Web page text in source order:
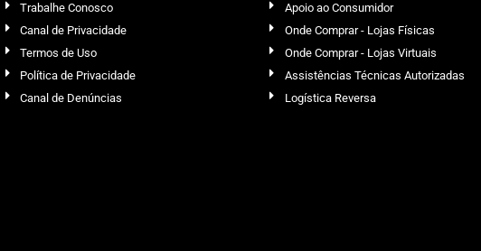
Trabalhe Conosco
Canal de Privacidade
Termos de Uso
Política de Privacidade
Canal de Denúncias
Apoio ao Consumidor
Onde Comprar - Lojas Físicas
Onde Comprar - Lojas Virtuais
Assistências Técnicas Autorizadas
Logística Reversa